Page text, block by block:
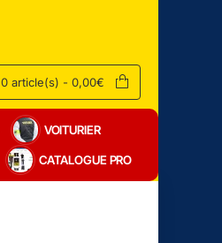
0 article(s) - 0,00€
VOITURIER
CATALOGUE PRO